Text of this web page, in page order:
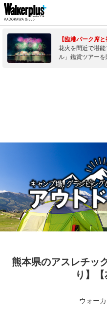
【臨港パーク席
花火を間近で堪
ル」鑑賞ツアーを
熊本県のアスレチッ
り】【
ウォー